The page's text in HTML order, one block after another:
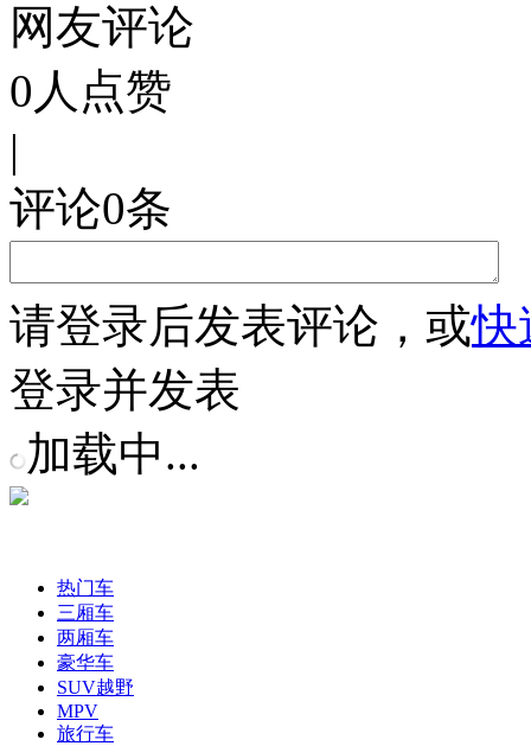
网友评论
0 人点赞
|
评论0条
请登录后发表评论，或快
登录并发表
加载中...
热门车
三厢车
两厢车
豪华车
SUV越野
MPV
旅行车